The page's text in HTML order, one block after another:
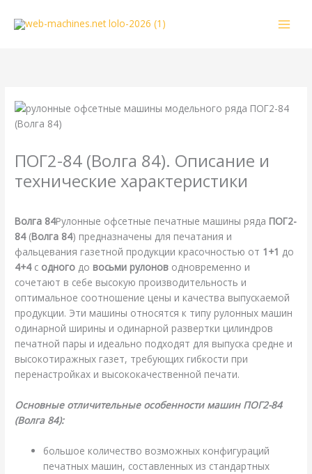
ПОГ2-84 (Волга 84). Описание и
технические характеристики
Волга 84Рулонные офсетные печатные машины ряда ПОГ2-
84(Волга 84) предназначены для печатания и
фальцевания газетной продукции красочностью от 1+1 до
4+4с одного до восьми рулонов одновременно и
сочетают в себе высокую производительность и
оптимальное соотношение цены и качества выпускаемой
продукции. Эти машины относятся к типу рулонных машин
одинарной ширины и одинарной развертки цилиндров
печатной пары и идеально подходят для выпуска средне и
высокотиражных газет, требующих гибкости при
перенастройках и высококачественной печати.
Основные отличительные особенности машин ПОГ2-84
(Волга 84):
большое количество возможных конфигураций
печатных машин, составленных из стандартных